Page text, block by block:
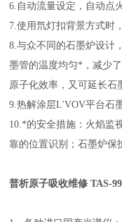
6.自动流量设定，自动点
7.使用氘灯扣背景方式时
8.与众不同的石墨炉设计
墨管的温度均匀*，减少
原子化效率，又可延长石
9.热解涂层L'VOV平台石
10.*的安全措施：火焰监
靠的位置识别；石墨炉保
普析原子吸收维修 TAS-